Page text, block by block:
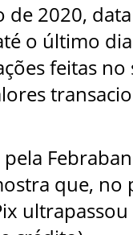
de 2020,
o último
feitas
que, no
ultrapassou